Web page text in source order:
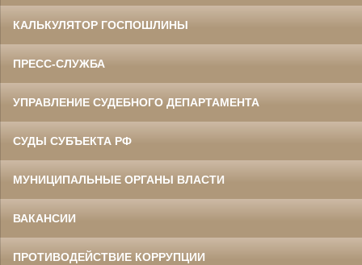
КАЛЬКУЛЯТОР ГОСПОШЛИНЫ
ПРЕСС-СЛУЖБА
УПРАВЛЕНИЕ СУДЕБНОГО ДЕПАРТАМЕНТА
СУДЫ СУБЪЕКТА РФ
МУНИЦИПАЛЬНЫЕ ОРГАНЫ ВЛАСТИ
ВАКАНСИИ
ПРОТИВОДЕЙСТВИЕ КОРРУПЦИИ